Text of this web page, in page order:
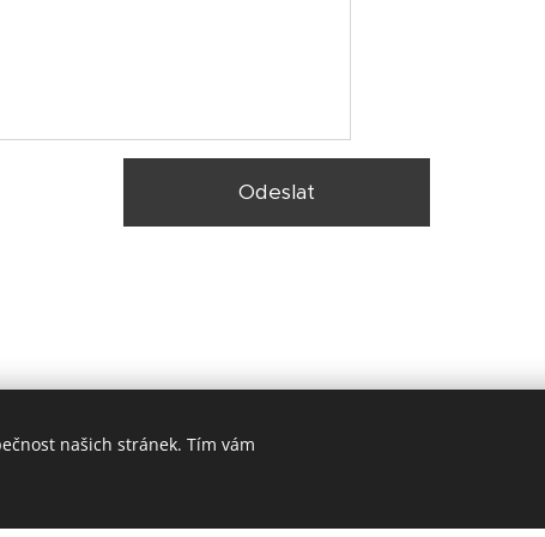
Odeslat
© 2025 Zateplení fasády Praha |
našich stránek. Tím vám